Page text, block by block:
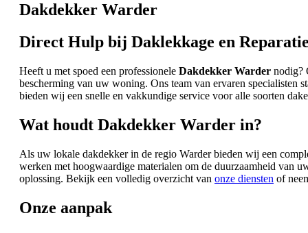
Dakdekker Warder
Direct Hulp bij Daklekkage en
Heeft u met spoed een professionele Dakdekker Warder nodig?
bescherming van uw woning. Ons team van ervaren specialisten
bieden wij een snelle en vakkundige service voor alle soorten
Wat houdt Dakdekker Warder in?
Als uw lokale dakdekker in de regio Warder bieden wij een
werken met hoogwaardige materialen om de duurzaamheid van
oplossing. Bekijk een volledig overzicht van onze diensten of
Onze aanpak